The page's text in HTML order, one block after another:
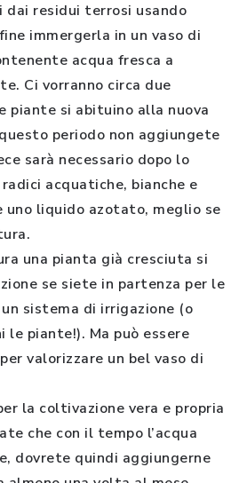
dai residui terrosi usando
immergerla in un vaso di
acqua fresca a
Ci vorranno circa due
piante si abituino alla nuova
periodo non aggiungete
sarà necessario dopo lo
acquatiche, bianche e
uno liquido azotato, meglio se
una pianta già cresciuta si
se siete in partenza per le
sistema di irrigazione (o
le piante!). Ma può essere
valorizzare un bel vaso di
la coltivazione vera e propria
che con il tempo l’acqua
dovrete quindi aggiungerne